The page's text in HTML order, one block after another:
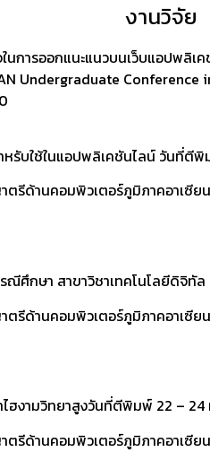
งานวิจัย
การออกแนะแนวบนเว็บแอปพลิ
Undergraduate Conference
รับใช้ในแอปพลิเคชันไลน์ วันที่ตีพิ
รีด้านคอมพิวเตอร์ภูมิภาคอาเซีย
ณีศึกษา สาขาวิชาเทคโนโลยีดิจิ
รีด้านคอมพิวเตอร์ภูมิภาคอาเซีย
ฮงามวิทยาสูงวันที่ตีพิมพ์ 22 – 24
รีด้านคอมพิวเตอร์ภูมิภาคอาเซีย